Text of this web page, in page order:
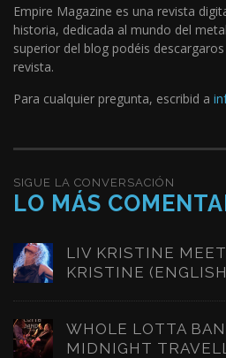
Empire Magazine es una revista
historia, dedicada al mundo del
superior del blog podéis
revista.
Para cualquier pregunta, escribid a
SIGUE LA CONVERSACIÓN
LO MÁS
LIV KRISTINE
KRISTINE
WHOLE LOTTA
MIDNIGHT